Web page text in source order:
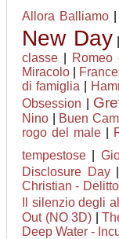
Allora Balliamo
New Day
classe
Romeo
Miracolo
di famiglia
Obsession
Nino
Buen
rogo del male|
tempestose
Disclosure Day|
Christian -
Il silenzio degli
Out (NO 3D)
Deep Water -